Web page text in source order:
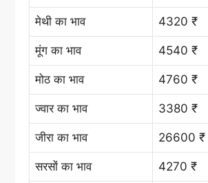
मेथी का भाव 4320 ₹
मूंग का भाव 4540 ₹
मोठ का भाव 4760 ₹
ज्वार का भाव 3380 ₹
जीरा का भाव 26600 ₹
सरसों का भाव 4270 ₹